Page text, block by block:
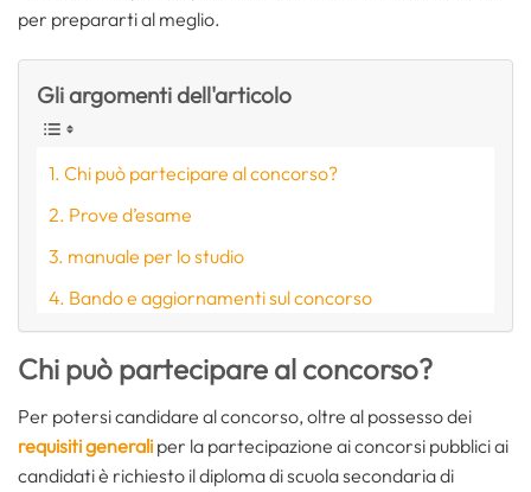
per prepararti al meglio.
Gli argomenti dell'articolo
Chi può partecipare al concorso?
Prove d’esame
manuale per lo studio
Bando e aggiornamenti sul concorso
Chi può partecipare al concorso?
Per potersi candidare al concorso, oltre al possesso dei
requisiti generali per la partecipazione ai concorsi pubblici ai
candidati è richiesto il diploma di scuola secondaria di